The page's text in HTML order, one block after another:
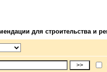
для строительства и